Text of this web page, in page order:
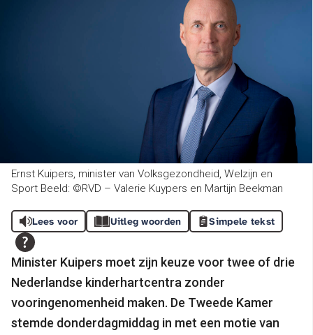
Ernst Kuipers, minister van Volksgezondheid, Welzijn en
Sport Beeld: ©RVD – Valerie Kuypers en Martijn Beekman
Lees voor Uitleg woorden Simpele tekst
Minister Kuipers moet zijn keuze voor twee of drie
Nederlandse kinderhartcentra zonder
vooringenomenheid maken. De Tweede Kamer
stemde donderdagmiddag in met een motie van